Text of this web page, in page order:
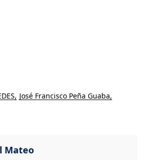
José Francisco Peña Guaba
Mateo